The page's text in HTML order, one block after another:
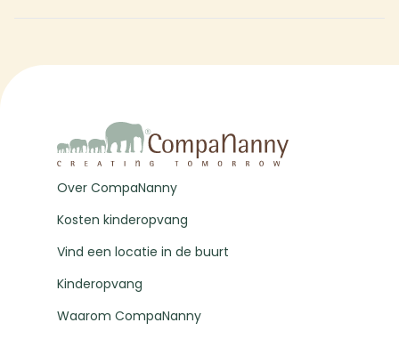
Over CompaNanny
Kosten kinderopvang
Vind een locatie in de buurt
Kinderopvang
Waarom CompaNanny